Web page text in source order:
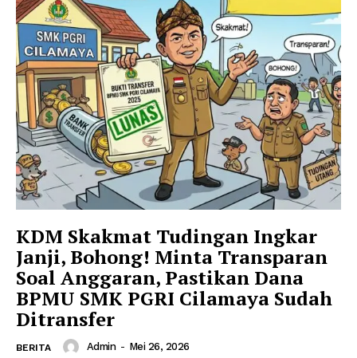
SUBSCRIBE NOW
Company
Disclaimer
Kontak Kami
Redaksi
Pedoman Media Siber
Tentang Kami
KDM Skakmat Tudingan Ingkar
Janji, Bohong! Minta Transparan
Soal Anggaran, Pastikan Dana
BPMU SMK PGRI Cilamaya Sudah
Ditransfer
BERITA Admin - Mei 26, 2026